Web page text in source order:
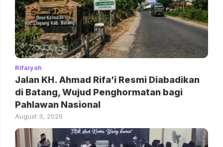
Rifaiyah
Jalan KH. Ahmad Rifa’i Resmi Diabadikan
di Batang, Wujud Penghormatan bagi
Pahlawan Nasional
August 3, 2026